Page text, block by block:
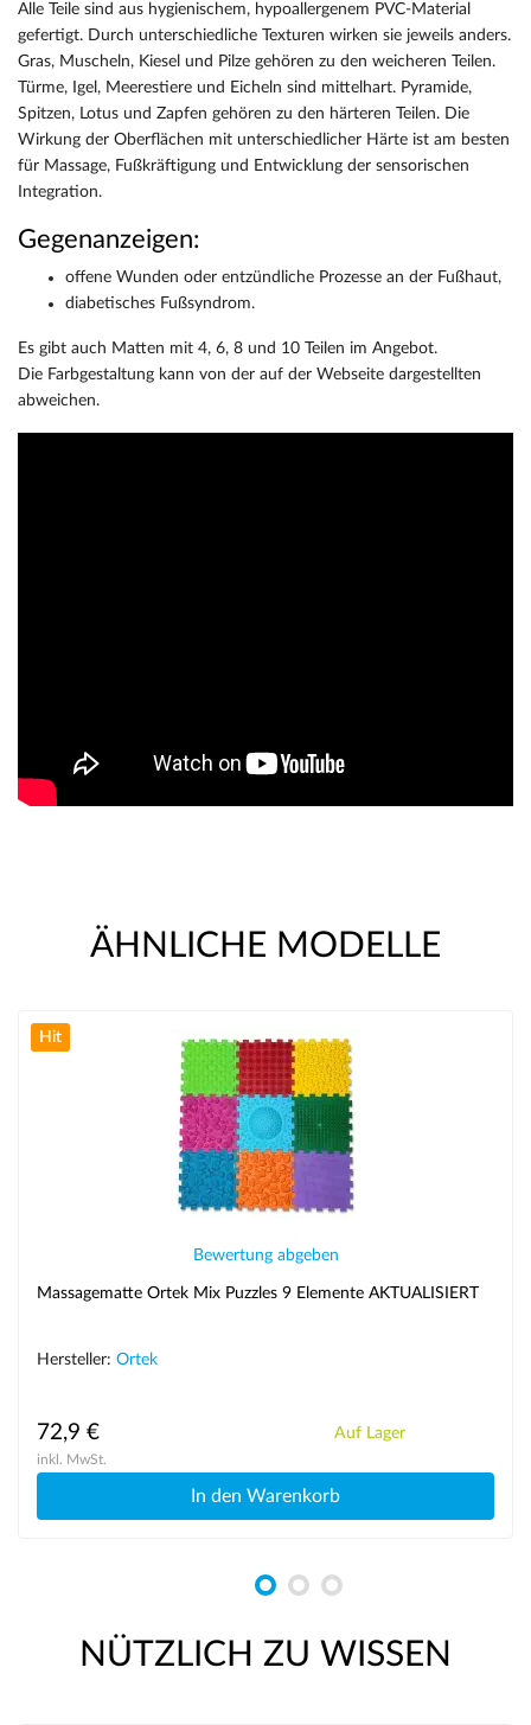
Alle Teile sind aus hygienischem, hypoallergenem PVC-Material
gefertigt. Durch unterschiedliche Texturen wirken sie jeweils anders.
Gras, Muscheln, Kiesel und Pilze gehören zu den weicheren Teilen.
Türme, Igel, Meerestiere und Eicheln sind mittelhart. Pyramide,
Spitzen, Lotus und Zapfen gehören zu den härteren Teilen. Die
Wirkung der Oberflächen mit unterschiedlicher Härte ist am besten
für Massage, Fußkräftigung und Entwicklung der sensorischen
Integration.
Gegenanzeigen:
offene Wunden oder entzündliche Prozesse an der Fußhaut,
diabetisches Fußsyndrom.
Es gibt auch Matten mit 4, 6, 8 und 10 Teilen im Angebot.
Die Farbgestaltung kann von der auf der Webseite dargestellten
abweichen.
ÄHNLICHE MODELLE
Hit
Bewertung abgeben
Massagematte Ortek Mix Puzzles 9 Elemente AKTUALISIERT
Hersteller: Ortek
72,9 €
inkl. MwSt.
Auf Lager
In den Warenkorb
NÜTZLICH ZU WISSEN